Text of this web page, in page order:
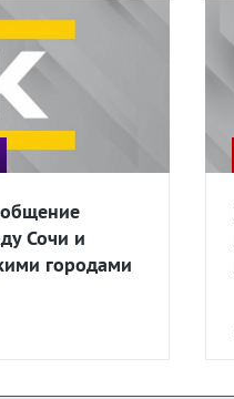
Сочи и
городами